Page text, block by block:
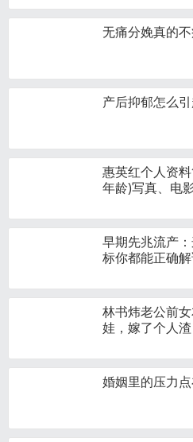
无痛分娩真的不
产后抑郁怎么
惠英红个人资
年龄)写真、电
早期先兆流产
标你都能正确解
林书炜老公前
娃，嫁了个人渣
婚姻里的压力点